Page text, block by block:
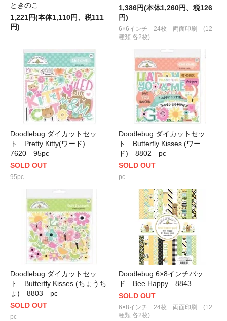
ときのこ
1,221円(本体1,110円、税111
円)
1,386円(本体1,260円、税126
円)
6×6インチ 24枚 両面印刷 (12
種類 各2枚)
Doodlebug ダイカットセッ
ト Pretty Kitty(ワード)
7620 95pc
SOLD OUT
95pc
Doodlebug ダイカットセッ
ト Butterfly Kisses (ワー
ド) 8802 pc
SOLD OUT
pc
Doodlebug ダイカットセッ
ト Butterfly Kisses (ちょうち
ょ) 8803 pc
SOLD OUT
pc
Doodlebug 6×8インチパッ
ド Bee Happy 8843
SOLD OUT
6×8インチ 24枚 両面印刷 (12
種類 各2枚)